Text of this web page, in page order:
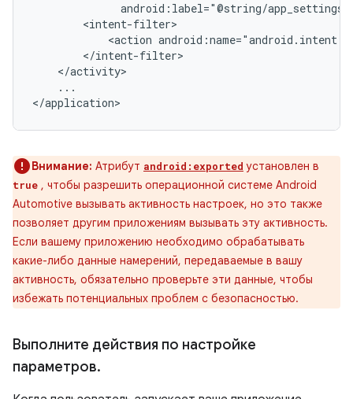
<action
...
Внимание: Атрибут android:exported установлен в
true , чтобы разрешить операционной системе Android
Automotive вызывать активность настроек, но это также
позволяет другим приложениям вызывать эту активность.
Если вашему приложению необходимо обрабатывать
какие-либо данные намерений, передаваемые в вашу
активность, обязательно проверьте эти данные, чтобы
избежать потенциальных проблем с безопасностью.
Выполните действия по настройке
параметров.